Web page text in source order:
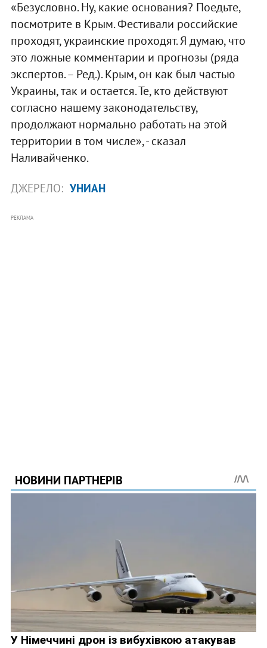
«Безусловно. Ну, какие основания? Поедьте,
посмотрите в Крым. Фестивали российские
проходят, украинские проходят. Я думаю, что
это ложные комментарии и прогнозы (ряда
экспертов. – Ред.). Крым, он как был частью
Украины, так и остается. Те, кто действуют
согласно нашему законодательству,
продолжают нормально работать на этой
территории в том числе», - сказал
Наливайченко.
ДЖЕРЕЛО: УНИАН
РЕКЛАМА